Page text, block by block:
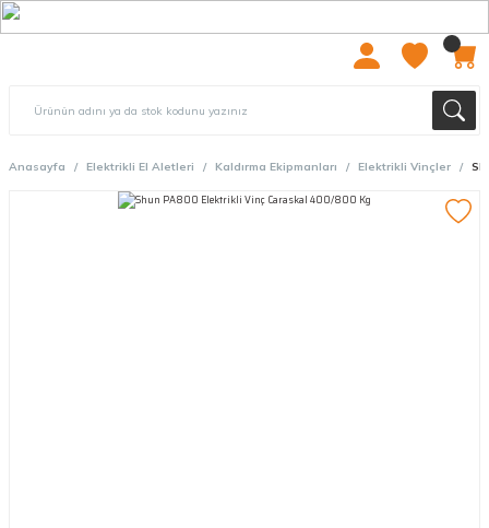
Anasayfa Elektrikli El Aletleri Kaldırma Ekipmanları Elektrikli Vinçler